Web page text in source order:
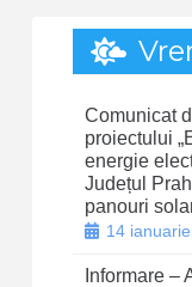
Comunicat
proiectului
energie
Județul
panouri
14
Informare –